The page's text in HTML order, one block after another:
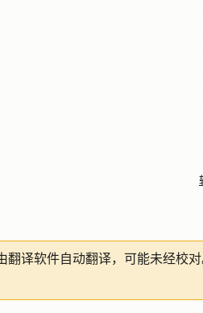
翻译软件自动翻译，可能未经校